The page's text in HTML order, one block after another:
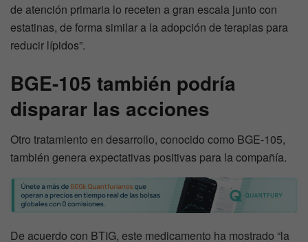
de atención primaria lo receten a gran escala junto con
estatinas, de forma similar a la adopción de terapias para
reducir lípidos”.
BGE-105 también podría
disparar las acciones
Otro tratamiento en desarrollo, conocido como BGE-105,
también genera expectativas positivas para la compañía.
De acuerdo con BTIG, este medicamento ha mostrado “la